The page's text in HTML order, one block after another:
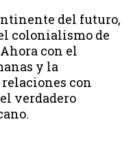
del futuro,
colonialismo de
con el
y la
con
verdadero